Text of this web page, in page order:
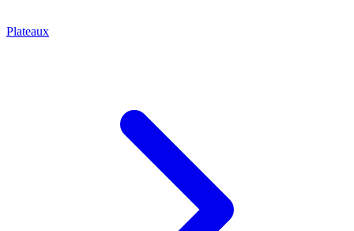
Plateaux